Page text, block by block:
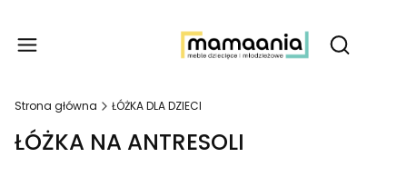
Otwórz
Strona główna ŁÓŻKA DLA DZIECI
ŁÓŻKA NA ANTRESOLI